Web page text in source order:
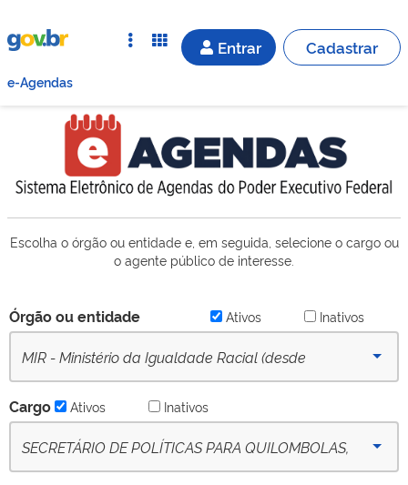
Entrar Cadastrar
e-Agendas
Escolha o órgão ou entidade e, em seguida, selecione o cargo ou
o agente público de interesse.
Órgão ou entidade Ativos Inativos
MIR - Ministério da Igualdade Racial (desde
Cargo Ativos Inativos
SECRETÁRIO DE POLÍTICAS PARA QUILOMBOLAS,